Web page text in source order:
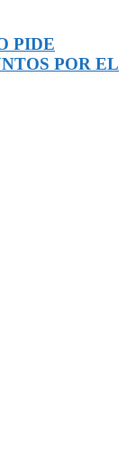
PIDE
POR EL